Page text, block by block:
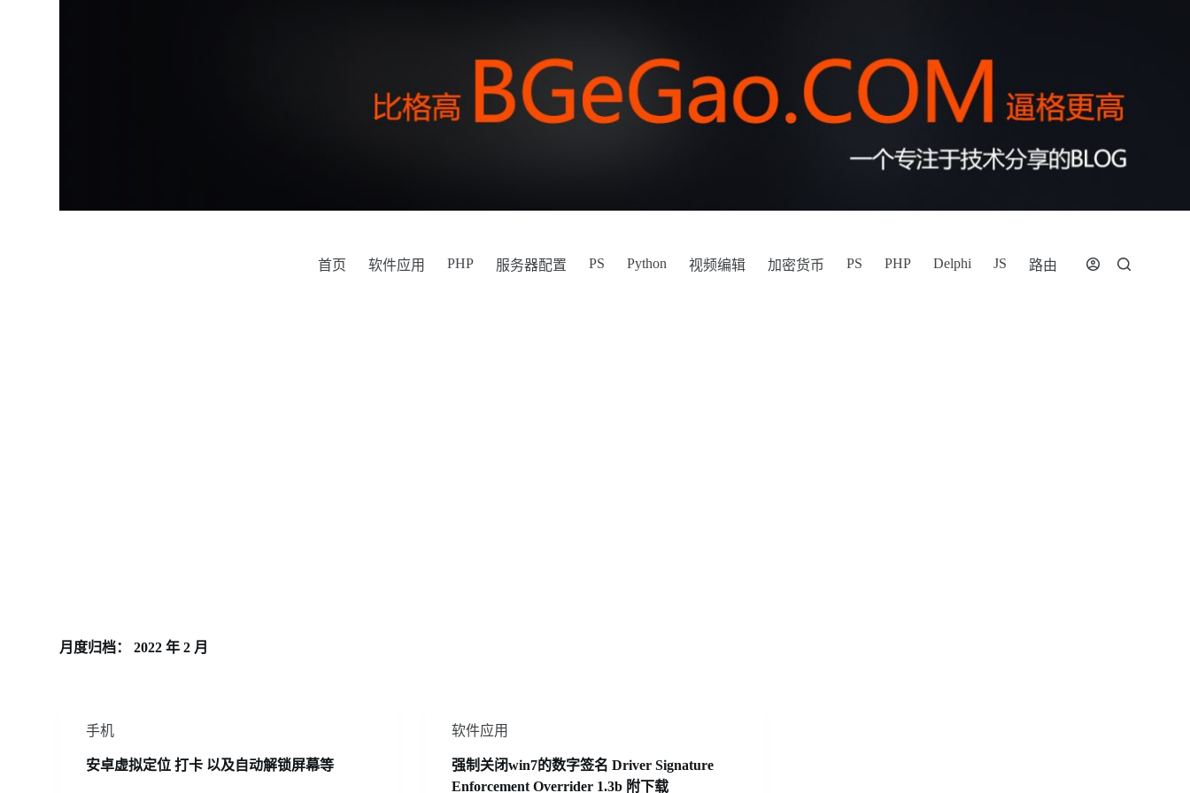
首页 软件应用 PHP 服务器配置 PS Python 视频编辑 加密货币 PS PHP Delphi JS 路由
月度归档： 2022 年 2 月
手机
安卓虚拟定位 打卡 以及自动解锁屏幕等
软件应用
强制关闭win7的数字签名 Driver Signature
Enforcement Overrider 1.3b 附下载